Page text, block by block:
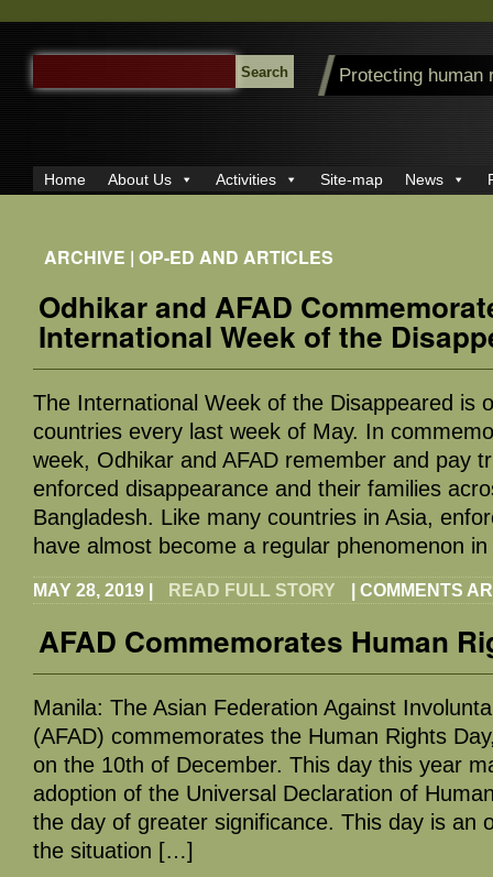
SEARCH
FOR:
Protecting human
Home About Us Activities Site-map News
ARCHIVE | OP-ED AND ARTICLES
Odhikar and AFAD
International Week of the
The International Week of the Disappeared is
countries every last week of May. In
week, Odhikar and AFAD remember and pay
enforced disappearance and their families
Bangladesh. Like many countries in Asia,
have almost become a regular phenomenon
MAY 28, 2019 READ FULL STORY COMMENTS
AFAD Commemorates Human
Manila: The Asian Federation Against
(AFAD) commemorates the Human Rights
on the 10th of December. This day this year
adoption of the Universal Declaration of
the day of greater significance. This day is an
the situation […]